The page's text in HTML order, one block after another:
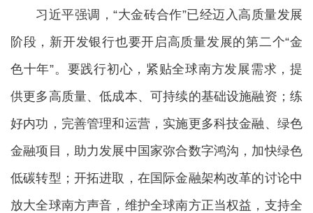
习近平强调，“大金砖合作”已经迈入高质量发展
阶段，新开发银行也要开启高质量发展的第二个“金
色十年”。要践行初心，紧贴全球南方发展需求，提
供更多高质量、低成本、可持续的基础设施融资；练
好内功，完善管理和运营，实施更多科技金融、绿色
金融项目，助力发展中国家弥合数字鸿沟，加快绿色
低碳转型；开拓进取，在国际金融架构改革的讨论中
放大全球南方声音，维护全球南方正当权益，支持全